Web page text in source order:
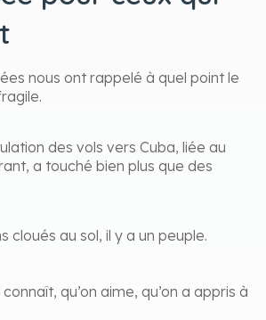
nous ont rappelé à quel point le
des vols vers Cuba, liée au
a touché bien plus que des
cloués au sol, il y a un peuple.
qu’on aime, qu’on a appris à